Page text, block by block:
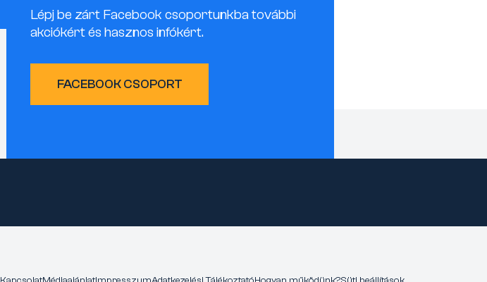
Lépj be zárt Facebook csoportunkba további
akciókért és hasznos infókért.
FACEBOOK CSOPORT